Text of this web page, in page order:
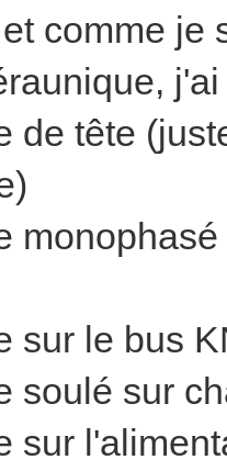
comme je
de tête
sur le bus
soulé sur
sur